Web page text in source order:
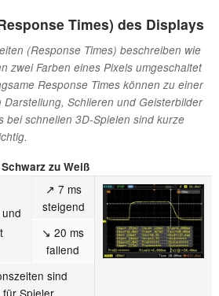
Times) des Displays
(Response Times) beschreiben wie
zwei Farben eines Pixels umgeschaltet
Response Times können zu einer
Darstellung, Schlieren und Geisterbilder
bei schnellen 3D-Spielen sind kurze
zu Weiß
↗ 7 ms
steigend
↘ 20 ms
fallend
sind
für Spieler